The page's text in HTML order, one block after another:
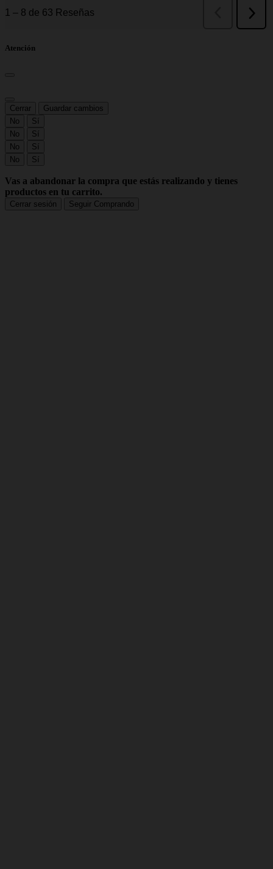
Atención
Cerrar
Guardar cambios
No
Sí
No
Sí
No
Sí
No
Sí
Vas a abandonar la compra que estás realizando y tienes
productos en tu carrito.
Cerrar sesión Seguir Comprando